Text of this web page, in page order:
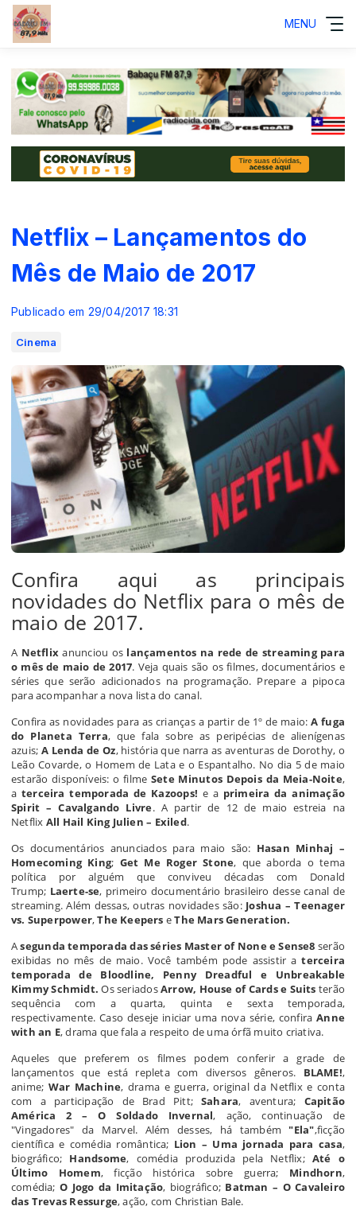
MENU
Netflix – Lançamentos do
Mês de Maio de 2017
Publicado em 29/04/2017 18:31
Cinema
Confira aqui as principais
novidades do Netflix para o mês de
maio de 2017.
A Netflix anunciou oslançamentos na rede de streaming para
o mês de maio de 2017. Veja quais são os filmes, documentários e
séries que serão adicionados na programação. Prepare a pipoca
para acompanhar a nova lista do canal.
Confira as novidades para as crianças a partir de 1º de maio:A fuga
do Planeta Terra, que fala sobre as peripécias de alienígenas
azuis; A Lenda de Oz, história que narra as aventuras de Dorothy, o
Leão Covarde, o Homem de Lata e o Espantalho. No dia 5 de maio
estarão disponíveis: o filme Sete Minutos Depois da Meia-Noite,
a terceira temporada de Kazoops! e a primeira da animação
Spirit – Cavalgando Livre. A partir de 12 de maio estreia na
Netflix All Hail King Julien – Exiled.
Os documentários anunciados para maio são: Hasan Minhaj –
Homecoming King; Get Me Roger Stone, que aborda o tema
política por alguém que conviveu décadas com Donald
Trump; Laerte-se, primeiro documentário brasileiro desse canal de
streaming. Além dessas, outras novidades são: Joshua – Teenager
vs. Superpower,The Keepers eThe Mars Generation.
Asegunda temporada das séries Master of None e Sense8 serão
exibidas no mês de maio. Você também pode assistir aterceira
temporada de Bloodline, Penny Dreadful e Unbreakable
Kimmy Schmidt.Os seriadosArrow, House of Cards e Suits terão
sequência com a quarta, quinta e sexta temporada,
respectivamente. Caso deseje iniciar uma nova série, confiraAnne
with an E, drama que fala a respeito de uma órfã muito criativa.
Aqueles que preferem os filmes podem conferir a grade de
lançamentos que está repleta com diversos gêneros. BLAME!,
anime; War Machine, drama e guerra, original da Netflix e conta
com a participação de Brad Pitt;Sahara, aventura; Capitão
América 2 – O Soldado Invernal, ação, continuação de
"Vingadores" da Marvel. Além desses, há também"Ela",ficção
científica e comédia romântica; Lion – Uma jornada para casa,
biográfico; Handsome, comédia produzida pela Netflix; Até o
Último Homem, ficção histórica sobre guerra; Mindhorn,
comédia;O Jogo da Imitação, biográfico; Batman – O Cavaleiro
das Trevas Ressurge, ação, com Christian Bale.